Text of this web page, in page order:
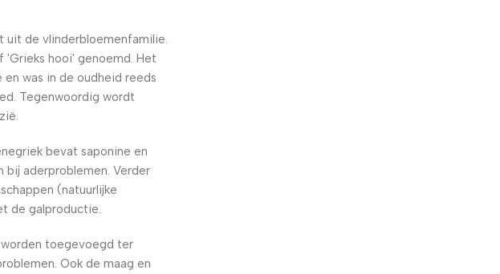
uit de vlinderbloemenfamilie.
hooi' genoemd. Het
was in de oudheid reeds
Tegenwoordig wordt
bevat saponine en
bij aderproblemen. Verder
(natuurlijke
de galproductie.
worden toegevoegd ter
Ook de maag en